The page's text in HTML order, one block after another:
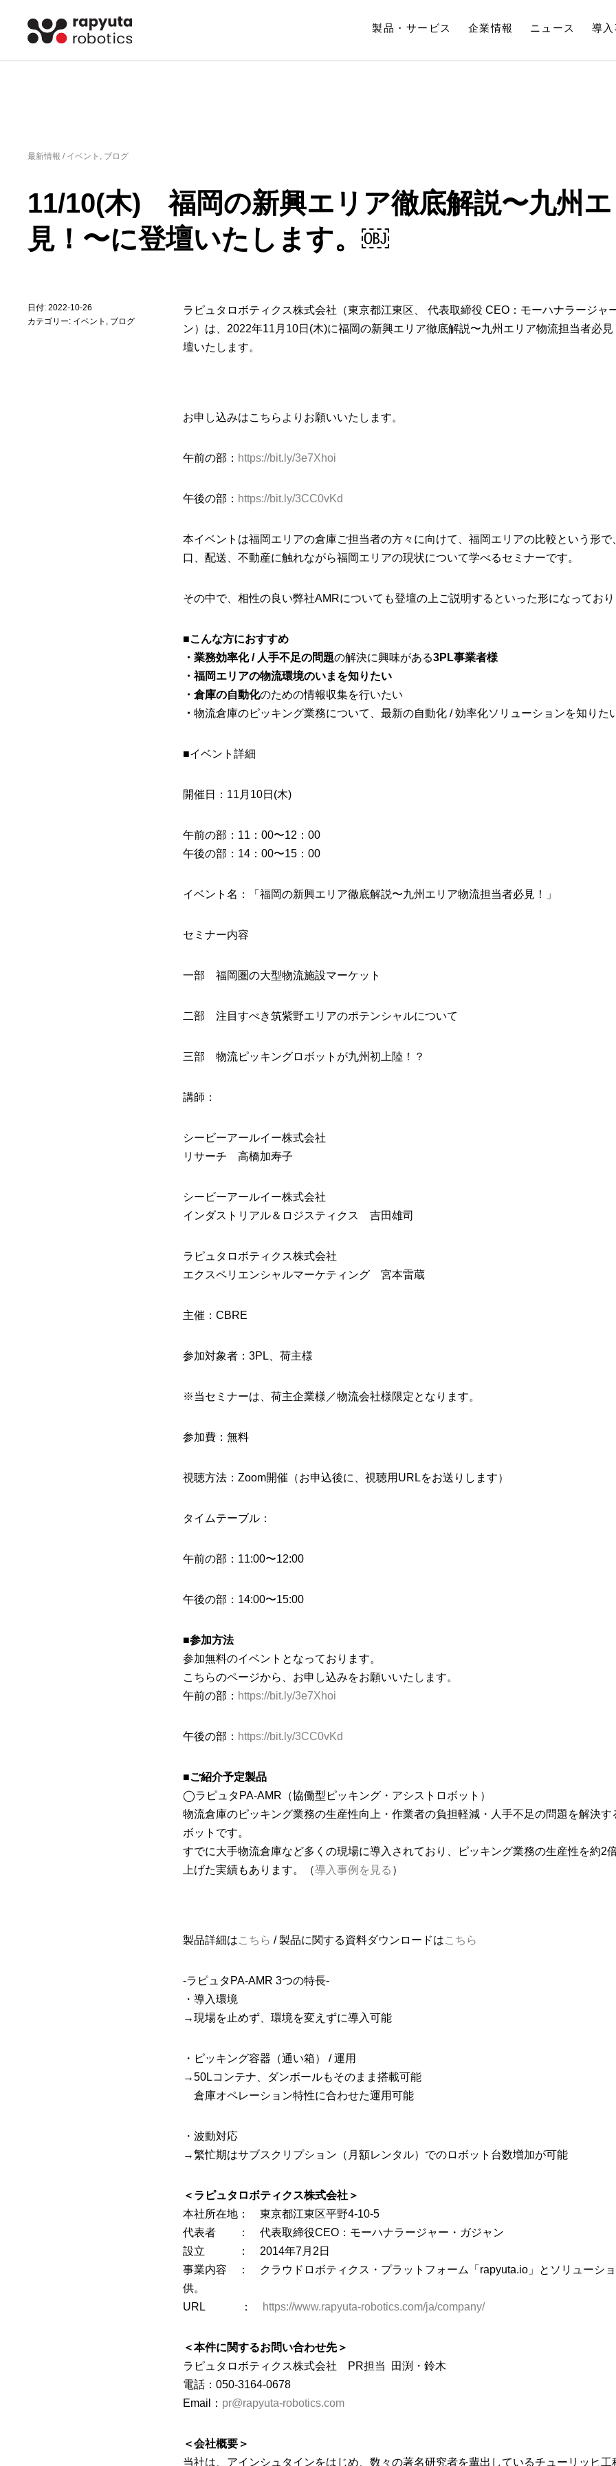
製品・サービス 企業情報 ニュース 導
最新情報 / イベント , ブログ
11/10(木) 福岡の新興エリア徹底解説〜九州
見！〜に登壇いたします。￼
日付: 2022-10-26
カテゴリー: イベント , ブログ
ラピュタロボティクス株式会社（東京都江東区、 代表取締役 CEO：モーハナラージャ
ン）は、2022年11月10日(木)に福岡の新興エリア徹底解説〜九州エリア物流担当者必見
壇いたします。
お申し込みはこちらよりお願いいたします。
午前の部： https://bit.ly/3e7Xhoi
午後の部： https://bit.ly/3CC0vKd
本イベントは福岡エリアの倉庫ご担当者の方々に向けて、福岡エリアの比較という形で
口、配送、不動産に触れながら福岡エリアの現状について学べるセミナーです。
その中で、相性の良い弊社AMRについても登壇の上ご説明するといった形になってお
■こんな方におすすめ
・業務効率化 / 人手不足の問題の解決に興味がある3PL事業者様
・福岡エリアの物流環境のいまを知りたい
・倉庫の自動化のための情報収集を行いたい
・ 物流倉庫のピッキング業務について、最新の自動化 / 効率化ソリューションを知りた
■イベント詳細
開催日：11月10日(木)
午前の部：11：00〜12：00
午後の部：14：00〜15：00
イベント名：「福岡の新興エリア徹底解説〜九州エリア物流担当者必見！」
セミナー内容
一部 福岡圏の大型物流施設マーケット
二部 注目すべき筑紫野エリアのポテンシャルについて
三部 物流ピッキングロボットが九州初上陸！？
講師：
シービーアールイー株式会社
リサーチ 高橋加寿子
シービーアールイー株式会社
インダストリアル＆ロジスティクス 吉田雄司
ラピュタロボティクス株式会社
エクスペリエンシャルマーケティング 宮本雷蔵
主催：CBRE
参加対象者：3PL、荷主様
※当セミナーは、荷主企業様／物流会社様限定となります。
参加費：無料
視聴方法：Zoom開催（お申込後に、視聴用URLをお送りします）
タイムテーブル：
午前の部：11:00〜12:00
午後の部：14:00〜15:00
■参加方法
参加無料のイベントとなっております。
こちらのページから、お申し込みをお願いいたします。
午前の部： https://bit.ly/3e7Xhoi
午後の部： https://bit.ly/3CC0vKd
■ご紹介予定製品
◯ラピュタPA-AMR（協働型ピッキング・アシストロボット）
物流倉庫のピッキング業務の生産性向上・作業者の負担軽減・人手不足の問題を解決す
ボットです。
すでに大手物流倉庫など多くの現場に導入されており、ピッキング業務の生産性を約2
上げた実績もあります。（導入事例を見る ）
製品詳細はこちら / 製品に関する資料ダウンロードはこちら
-ラピュタPA-AMR 3つの特長-
・導入環境
→現場を止めず、環境を変えずに導入可能
・ピッキング容器（通い箱） / 運用
→50Lコンテナ、ダンボールもそのまま搭載可能
倉庫オペレーション特性に合わせた運用可能
・波動対応
→繁忙期はサブスクリプション（月額レンタル）でのロボット台数増加が可能
＜ラピュタロボティクス株式会社＞
本社所在地： 東京都江東区平野4-10-5
代表者 ： 代表取締役CEO：モーハナラージャー・ガジャン
設立 ： 2014年7月2日
事業内容 ： クラウドロボティクス・プラットフォーム「rapyuta.io」とソリューシ
供。
URL ：
https://www.rapyuta-robotics.com/ja/company/
＜本件に関するお問い合わせ先＞
ラピュタロボティクス株式会社 PR担当 田渕・鈴木
電話：050-3164-0678
Email： pr@rapyuta-robotics.com
＜会社概要＞
当社は、アインシュタインをはじめ、数々の著名研究者を輩出しているチューリッヒ工